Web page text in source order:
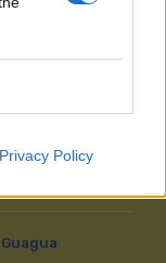
Privacy Policy